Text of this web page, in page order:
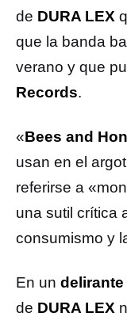
de DURA LEX
que la banda
verano y que
Records.
«Bees and
usan en el
referirse a
una sutil crítica
consumismo y
En un
de DURA LEX